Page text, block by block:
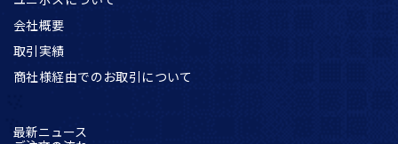
会社概要
取引実績
商社様経由でのお取引について
最新ニュース